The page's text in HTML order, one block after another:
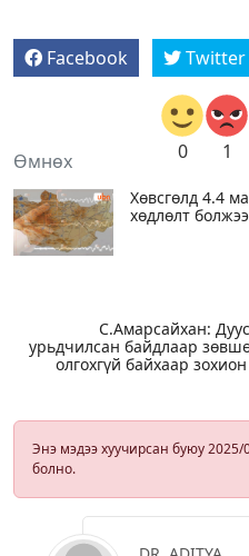
Facebook Twitter
0 1
Өмнөх
Хөвсгөлд 4.4
хөдлөлт болжээ
С.Амарсайхан:
урьдчилсан байдлаар
олгохгүй байхаар
Энэ мэдээ хуучирсан буюу
болно.